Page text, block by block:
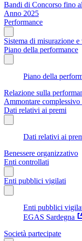
Bandi di Concorso fino
Anno 2025
Performance
Sistema di misurazione
Piano della performance
Piano della
Relazione sulla
Ammontare complessivo
Dati relativi ai premi
Dati relativi ai
Benessere organizzativo
Enti controllati
Enti pubblici vigilati
Enti pubblici
EGAS Sardegna
Società partecipate